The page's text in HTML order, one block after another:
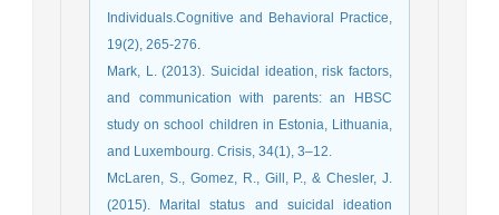
Individuals.Cognitive and Behavioral Practice,
19(2), 265-276.
Mark, L. (2013). Suicidal ideation, risk factors,
and communication with parents: an HBSC
study on school children in Estonia, Lithuania,
and Luxembourg. Crisis, 34(1), 3–12.
McLaren, S., Gomez, R., Gill, P., & Chesler, J.
(2015). Marital status and suicidal ideation